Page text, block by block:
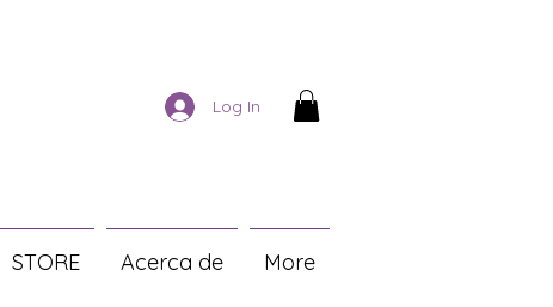
Log In
STORE Acerca de More